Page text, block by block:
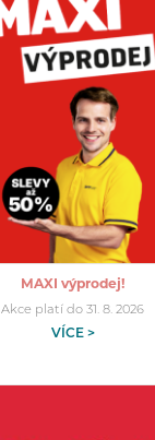
MAXI výprodej!
Akce platí do 31. 8. 2026
VÍCE >